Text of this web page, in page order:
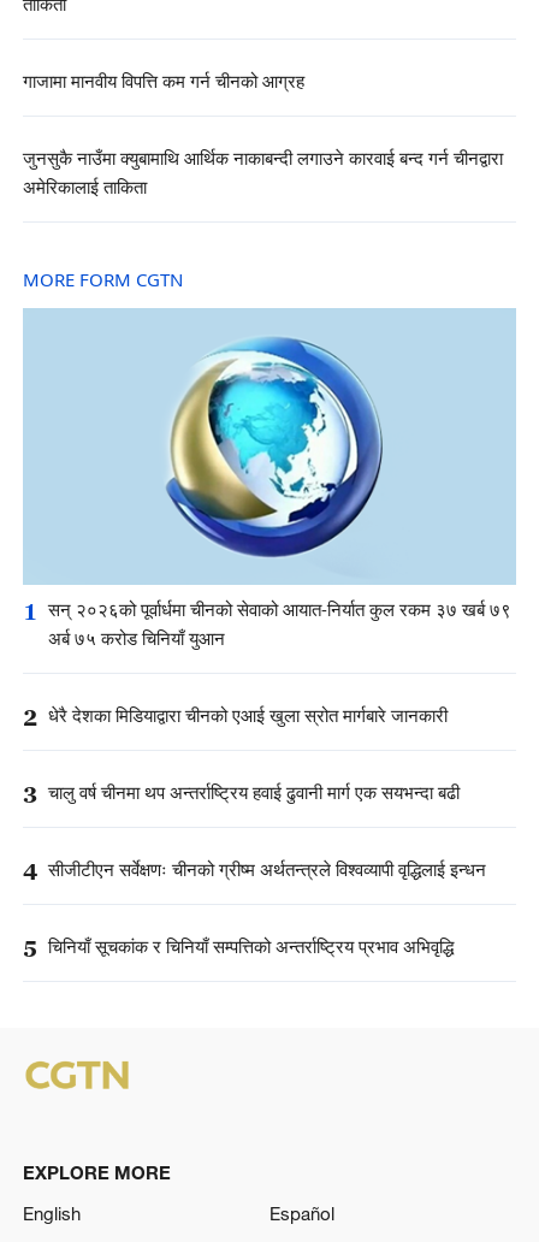
ताकिता
गाजामा मानवीय विपत्ति कम गर्न चीनको आग्रह
जुनसुकै नाउँमा क्युबामाथि आर्थिक नाकाबन्दी लगाउने कारवाई बन्द गर्न चीनद्वारा
अमेरिकालाई ताकिता
MORE FORM CGTN
1 सन् २०२६को पूर्वार्धमा चीनको सेवाको आयात-निर्यात कुल रकम ३७ खर्ब ७९
अर्ब ७५ करोड चिनियाँ युआन
2 धेरै देशका मिडियाद्वारा चीनको एआई खुला स्रोत मार्गबारे जानकारी
3 चालु वर्ष चीनमा थप अन्तर्राष्ट्रिय हवाई ढुवानी मार्ग एक सयभन्दा बढी
4 सीजीटीएन सर्वेक्षणः चीनको ग्रीष्म अर्थतन्त्रले विश्वव्यापी वृद्धिलाई इन्धन
5 चिनियाँ सूचकांक र चिनियाँ सम्पत्तिको अन्तर्राष्ट्रिय प्रभाव अभिवृद्धि
EXPLORE MORE
English
Español